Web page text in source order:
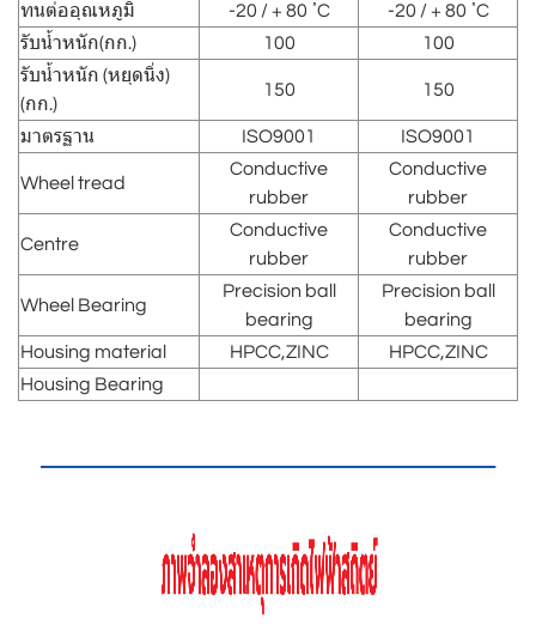
ทนต่ออุณหภูมิ
-20 / + 80 ํC
-20 / + 80 ํC
รับน้ำหนัก(กก.)
100
100
รับน้ำหนัก (หยุดนิ่ง)
(กก.)
150 150
มาตรฐาน ISO9001 ISO9001
Wheel tread
Conductive
rubber
Conductive
rubber
Centre
Conductive
rubber
Conductive
rubber
Wheel Bearing
Precision ball
bearing
Precision ball
bearing
Housing material
HPCC,ZINC
HPCC,ZINC
Housing Bearing